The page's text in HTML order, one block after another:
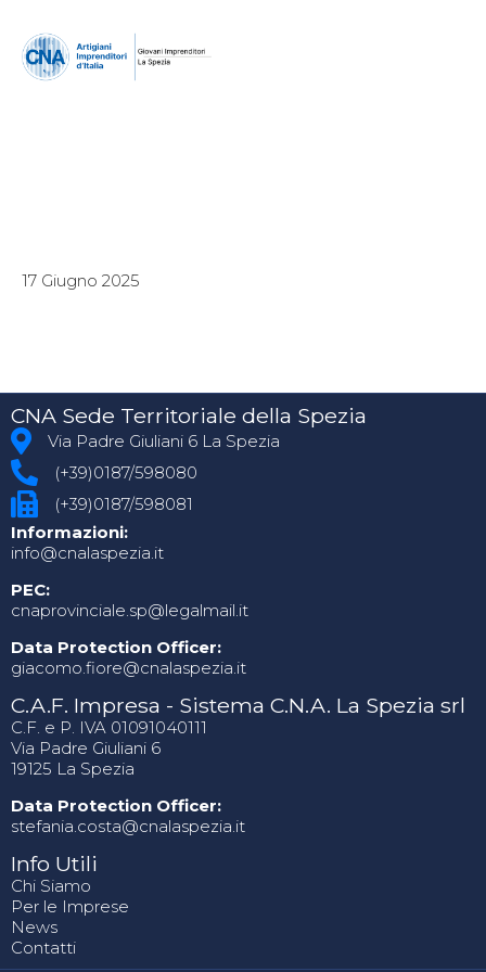
17 Giugno 2025
CNA Sede Territoriale della Spezia
Via Padre Giuliani 6 La Spezia
(+39)0187/598080
(+39)0187/598081
Informazioni:
info@cnalaspezia.it
PEC:
cnaprovinciale.sp@legalmail.it
Data Protection Officer:
giacomo.fiore@cnalaspezia.it
C.A.F. Impresa - Sistema C.N.A. La Spezia srl
C.F. e P. IVA 01091040111
Via Padre Giuliani 6
19125 La Spezia
Data Protection Officer:
stefania.costa@cnalaspezia.it
Info Utili
Chi Siamo
Per le Imprese
News
Contatti